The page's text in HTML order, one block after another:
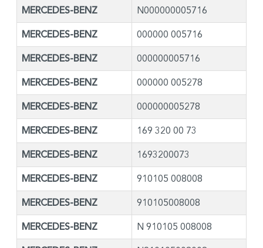
MERCEDES-BENZ N000000005716
MERCEDES-BENZ 000000 005716
MERCEDES-BENZ 000000005716
MERCEDES-BENZ 000000 005278
MERCEDES-BENZ 000000005278
MERCEDES-BENZ 169 320 00 73
MERCEDES-BENZ 1693200073
MERCEDES-BENZ 910105 008008
MERCEDES-BENZ 910105008008
MERCEDES-BENZ N 910105 008008